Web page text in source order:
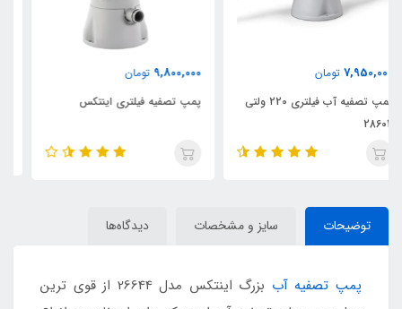
9,800,000
پمپ تصفیه فیلتری اینتکس
ناموجود
پمپ تصفیه آب بست وی فیلتری
توضیحات سایز و مشخصات دیدگاه‌ها
پمپ تصفیه آب
بزرگ اینتکس مدل 26644 از قوی ترین